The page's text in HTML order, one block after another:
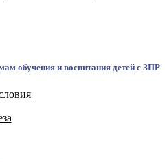
обучения и воспитания детей с ЗПР